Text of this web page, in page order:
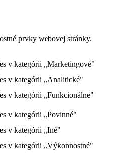
prvky webovej stránky.
v kategórii ,,Marketingové"
v kategórii ,,Analitické"
v kategórii ,,Funkcionálne"
v kategórii ,,Povinné"
v kategórii ,,Iné"
v kategórii ,,Výkonnostné"